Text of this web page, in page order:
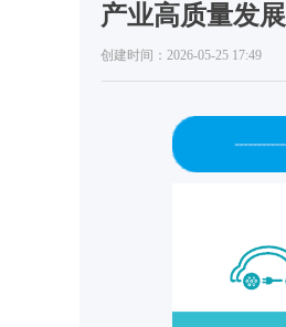
产业高质量发展
创建时间： 2026-05-25 17:49